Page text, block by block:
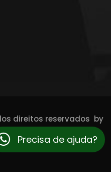
direitos reservados by
unicasites.com.br
Precisa de ajuda?